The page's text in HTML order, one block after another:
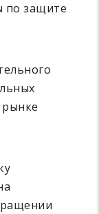
по защите